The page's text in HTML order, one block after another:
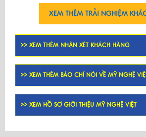
XEM THÊM TRẢI NGHIỆM
>> XEM THÊM NHẬN XÉT KHÁCH HÀNG
>> XEM THÊM BÁO CHÍ NÓI VỀ MỸ NGHỆ
>> XEM HỒ SƠ GIỚI THIỆU MỸ NGHỆ VIỆT